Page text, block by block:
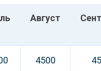
Август
4500